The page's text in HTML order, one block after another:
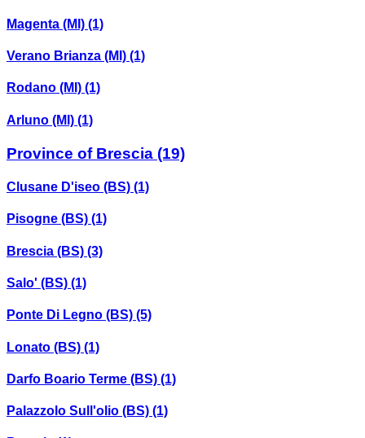
Magenta (MI) (1)
Verano Brianza (MI) (1)
Rodano (MI) (1)
Arluno (MI) (1)
Province of Brescia (19)
Clusane D'iseo (BS) (1)
Pisogne (BS) (1)
Brescia (BS) (3)
Salo' (BS) (1)
Ponte Di Legno (BS) (5)
Lonato (BS) (1)
Darfo Boario Terme (BS) (1)
Palazzolo Sull'olio (BS) (1)